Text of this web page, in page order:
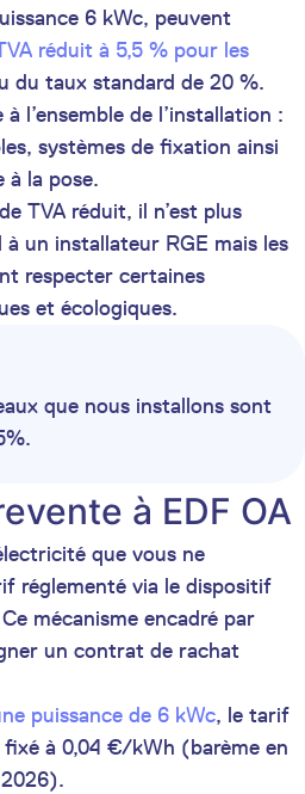
6 kWc, peuvent
réduit à 5,5 % pour les
du taux standard de 20 %.
l’ensemble de l’installation :
systèmes de fixation ainsi
à la pose.
TVA réduit, il n’est plus
un installateur RGE mais les
respecter certaines
et écologiques.
que nous installons sont
à EDF OA
que vous ne
réglementé via le dispositif
mécanisme encadré par
un contrat de rachat
puissance de 6 kWc, le tarif
à 0,04 €/kWh (barème en